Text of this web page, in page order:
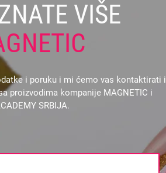
VIŠE
i poruku i mi ćemo vas kontaktirati i
proizvodima kompanije MAGNETIC i
SRBIJA.